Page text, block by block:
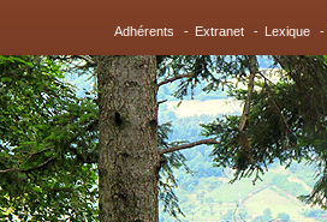
Adhérents - Extranet - Lexique -